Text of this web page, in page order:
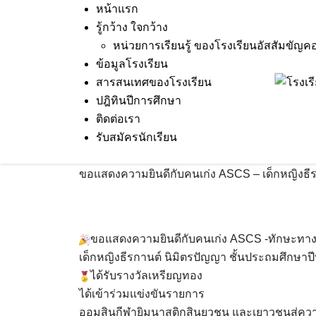
หน้าแรก
รู้กว้าง ใจกว้าง
หน่วยการเรียนรู้ ของโรงเรียนอัสสัมขัญ
ข้อมูลโรงเรียน
สารสนเทศของโรงเรียน
ปฎิทินปีการศึกษา
ติดต่อเรา
รับสมัครนักเรียน
7 Oct 2024 Terakeat Ontme ขอแสดงความ
เด็กหญิงธีรกานต์ นิมิตรปัญญ
กีฬายิมนาสติกสินยุวชน และเ
ขอแสดงความยินดีกับคนเก่ง ASCS – เด็กหญิ
ขอแสดงความยินดีกับคนเก่ง ASCS -ทักษะทา
เด็กหญิงธีรกานต์ นิมิตรปัญญา ชั้นประถมศึกษาปี
ได้รับรางวัลเหรียญทอง
ได้เข้าร่วมแข่งขันรายการ
ออมสินกีฬายิมนาสติกสินยุวชน และเยาวชนสู่คว